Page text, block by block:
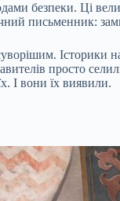
безпеки. Ці
письменник:
просто
І вони їх виявили.